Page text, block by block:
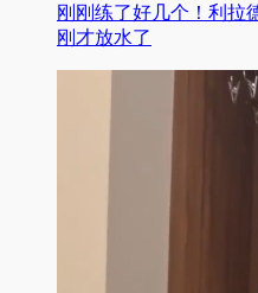
刚刚练了好几个！
刚才放水了